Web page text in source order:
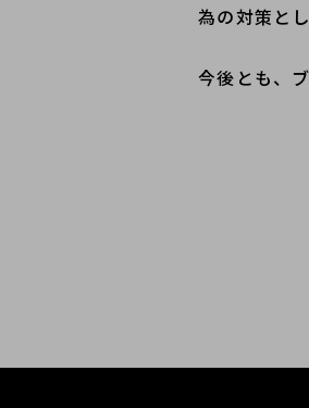
為の対策と
今後とも、